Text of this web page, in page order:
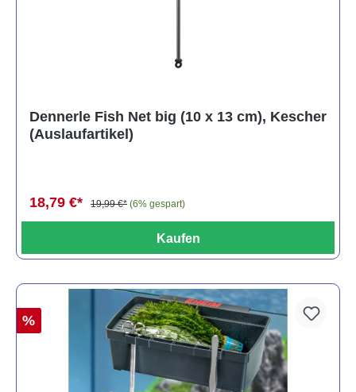
Dennerle Fish Net big (10 x 13 cm), Kescher
(Auslaufartikel)
18,79 €* 19,99 €* (6% gespart)
Kaufen
%